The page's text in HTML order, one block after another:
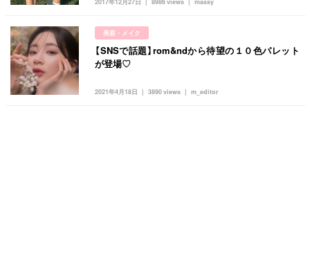
2017年12月27日 massy
8986 views
美容・メイク
2021年4月18日 m_editor
3890 views
【SNSで話題】rom&ndから待望の１０色パレット
が登場♡